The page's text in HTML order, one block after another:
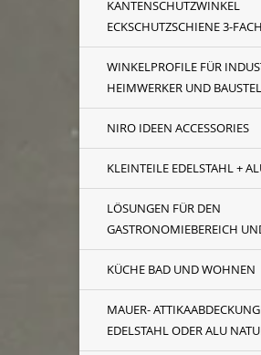
KANTENSCHUTZWINKEL
ECKSCHUTZSCHIENE 3-
WINKELPROFILE FÜR
HEIMWERKER UND
NIRO IDEEN ACCESSORIES
KLEINTEILE EDELSTAHL +
LÖSUNGEN FÜR DEN
GASTRONOMIEBEREICH
KÜCHE BAD UND WOHNEN
MAUER-
EDELSTAHL ODER ALU